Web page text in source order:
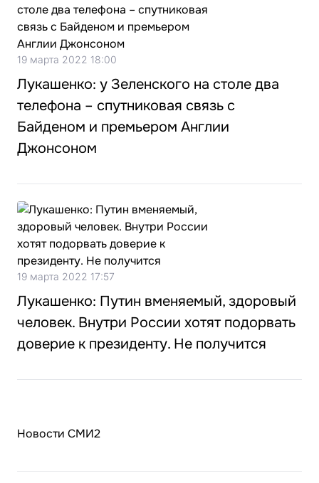
19 марта 2022 18:00
Лукашенко: у Зеленского на столе два
телефона – спутниковая связь с
Байденом и премьером Англии
Джонсоном
19 марта 2022 17:57
Лукашенко: Путин вменяемый, здоровый
человек. Внутри России хотят подорвать
доверие к президенту. Не получится
Новости СМИ2